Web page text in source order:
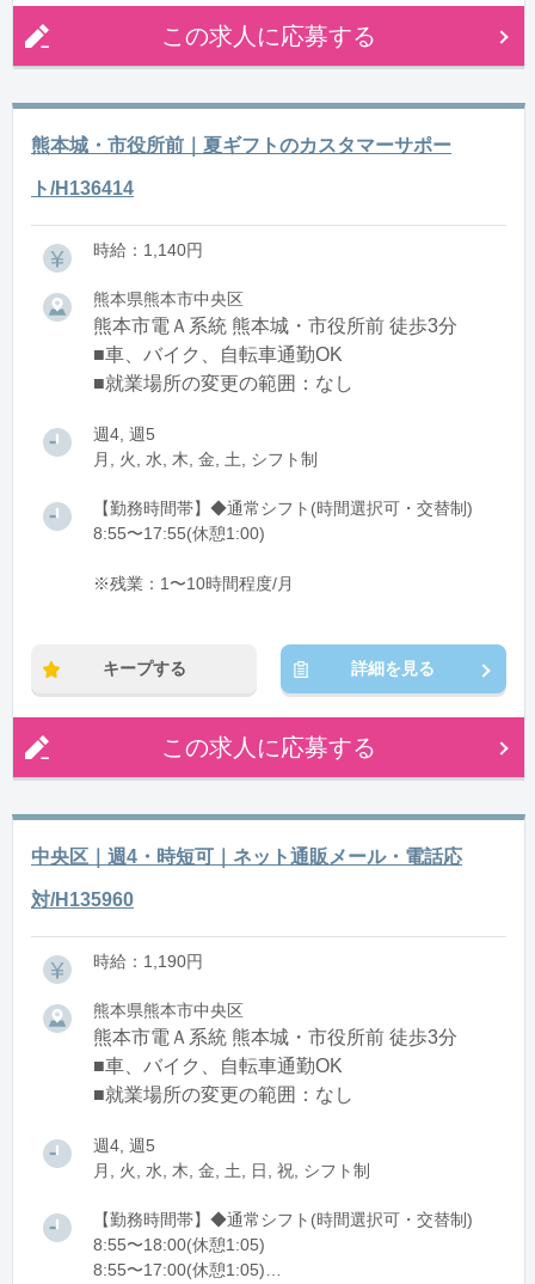
この求人に応募する
熊本城・市役所前｜夏ギフトのカスタマーサポー
ト/H136414
時給：1,140円
熊本県熊本市中央区
熊本市電Ａ系統 熊本城・市役所前 徒歩3分
■車、バイク、自転車通勤OK
■就業場所の変更の範囲：なし
週4, 週5
月, 火, 水, 木, 金, 土, シフト制
【勤務時間帯】◆通常シフト(時間選択可・交替制)
8:55〜17:55(休憩1:00)
※残業：1〜10時間程度/月
キープする 詳細を見る
この求人に応募する
中央区｜週4・時短可｜ネット通販メール・電話応
対/H135960
時給：1,190円
熊本県熊本市中央区
熊本市電Ａ系統 熊本城・市役所前 徒歩3分
■車、バイク、自転車通勤OK
■就業場所の変更の範囲：なし
週4, 週5
月, 火, 水, 木, 金, 土, 日, 祝, シフト制
【勤務時間帯】◆通常シフト(時間選択可・交替制)
8:55〜18:00(休憩1:05)
8:55〜17:00(休憩1:05)